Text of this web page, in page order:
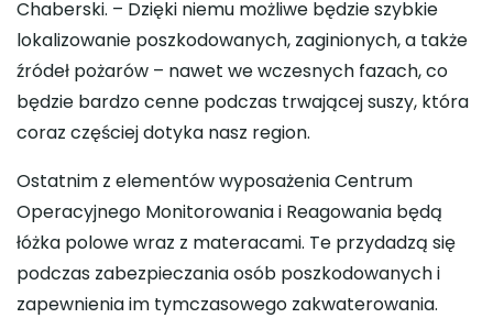
Chaberski. – Dzięki niemu możliwe będzie szybkie
lokalizowanie poszkodowanych, zaginionych, a także
źródeł pożarów – nawet we wczesnych fazach, co
będzie bardzo cenne podczas trwającej suszy, która
coraz częściej dotyka nasz region.
Ostatnim z elementów wyposażenia Centrum
Operacyjnego Monitorowania i Reagowania będą
łóżka polowe wraz z materacami. Te przydadzą się
podczas zabezpieczania osób poszkodowanych i
zapewnienia im tymczasowego zakwaterowania.